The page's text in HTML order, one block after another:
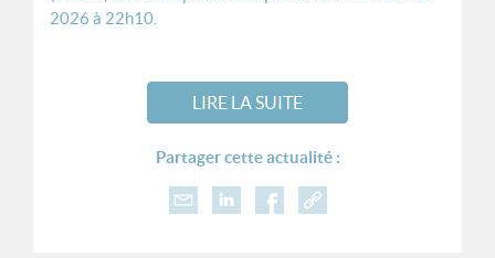
2026 à 22h10.
LIRE LA SUITE
Partager cette actualité :